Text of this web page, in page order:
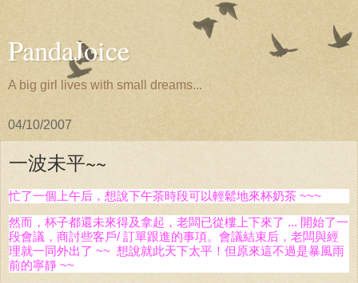
PandaJoice
A big girl lives with small dreams...
04/10/2007
一波未平~~
忙了一個上午后，想說下午茶時段可以輕鬆地來杯奶茶 ~~~
然而，杯子都還未來得及拿起，老闆已從樓上下來了 ... 開始了一
段會議，商討些客戶/ 訂單跟進的事項。會議結束后，老闆與經
理就一同外出了 ~~ 想說就此天下太平！但原來這不過是暴風雨
前的寧靜 ~~